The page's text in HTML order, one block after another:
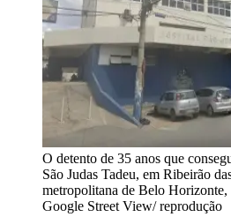
O detento de 35 anos que
São Judas Tadeu, em Ribeirão
metropolitana de Belo
Google Street View/ reprodução